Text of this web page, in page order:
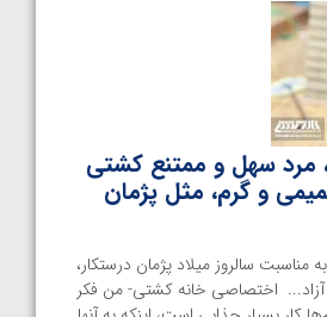
مرد سهل و ممتنع کشتی
و گرم، مثل پژمان
سالروز میلاد پژمان درستکار،
اختصاصی خانه کشتی- من فکر